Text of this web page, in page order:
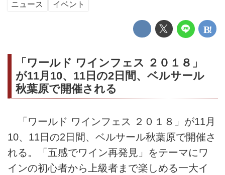
ニュース イベント
「ワールド ワインフェス ２０１８」
が11月10、11日の2日間、ベルサール
秋葉原で開催される
「ワールド ワインフェス ２０１８」が11月
10、11日の2日間、ベルサール秋葉原で開催さ
れる。「五感でワイン再発見」をテーマにワ
インの初心者から上級者まで楽しめる一大イ